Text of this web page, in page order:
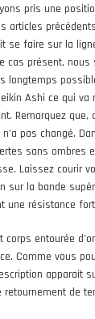
pris une
articles
se faire sur la
cas présent, nous
longtemps
Ashi ce qui
Remarquez que,
pas changé.
sans ombres
Laissez courir
sur la bande
une résistance
corps entourée
Comme vous
apparait
de